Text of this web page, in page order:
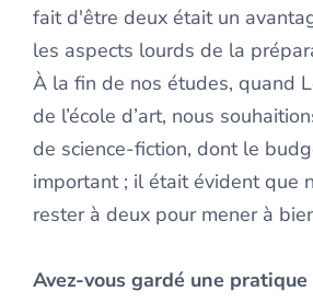
fait d'être deux était un
les aspects lourds de la
À la fin de nos études, quand
de l’école d’art, nous
de science-fiction, dont le
important ; il était évident que
rester à deux pour mener à
Avez-vous gardé une